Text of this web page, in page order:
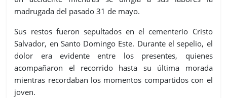
madrugada del pasado 31 de mayo.
Sus restos fueron sepultados en el cementerio Cristo
Salvador, en Santo Domingo Este. Durante el sepelio, el
dolor era evidente entre los presentes, quienes
acompañaron el recorrido hasta su última morada
mientras recordaban los momentos compartidos con el
joven.